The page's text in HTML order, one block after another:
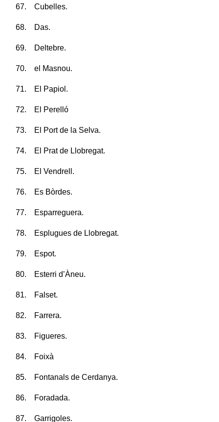
67. Cubelles.
68. Das.
69. Deltebre.
70. el Masnou.
71. El Papiol.
72. El Perelló
73. El Port de la Selva.
74. El Prat de Llobregat.
75. El Vendrell.
76. Es Bòrdes.
77. Esparreguera.
78. Esplugues de Llobregat.
79. Espot.
80. Esterri d’Àneu.
81. Falset.
82. Farrera.
83. Figueres.
84. Foixà
85. Fontanals de Cerdanya.
86. Foradada.
87. Garrigoles.